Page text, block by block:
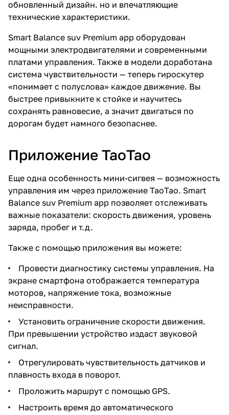
обновленный дизайн. но и впечатляющие
технические характеристики.
Smart Balance suv Premium app оборудован
мощными электродвигателями и современными
платами управления. Также в модели доработана
система чувствительности — теперь гироскутер
«понимает с полуслова» каждое движение. Вы
быстрее привыкните к стойке и научитесь
сохранять равновесие, а значит двигаться по
дорогам будет намного безопаснее.
Приложение ТаоТао
Еще одна особенность мини-сигвея — возможность
управления им через приложение TaoTao. Smart
Balance suv Premium app позволяет отслеживать
важные показатели: скорость движения, уровень
заряда, пробег и т.д.
Также с помощью приложения вы можете:
Провести диагностику системы управления. На
экране смартфона отображается температура
моторов, напряжение тока, возможные
неисправности.
Установить ограничение скорости движения.
При превышении устройство издаст звуковой
сигнал.
Отрегулировать чувствительность датчиков и
плавность входа в поворот.
Проложить маршрут с помощью GPS.
Настроить время до автоматического